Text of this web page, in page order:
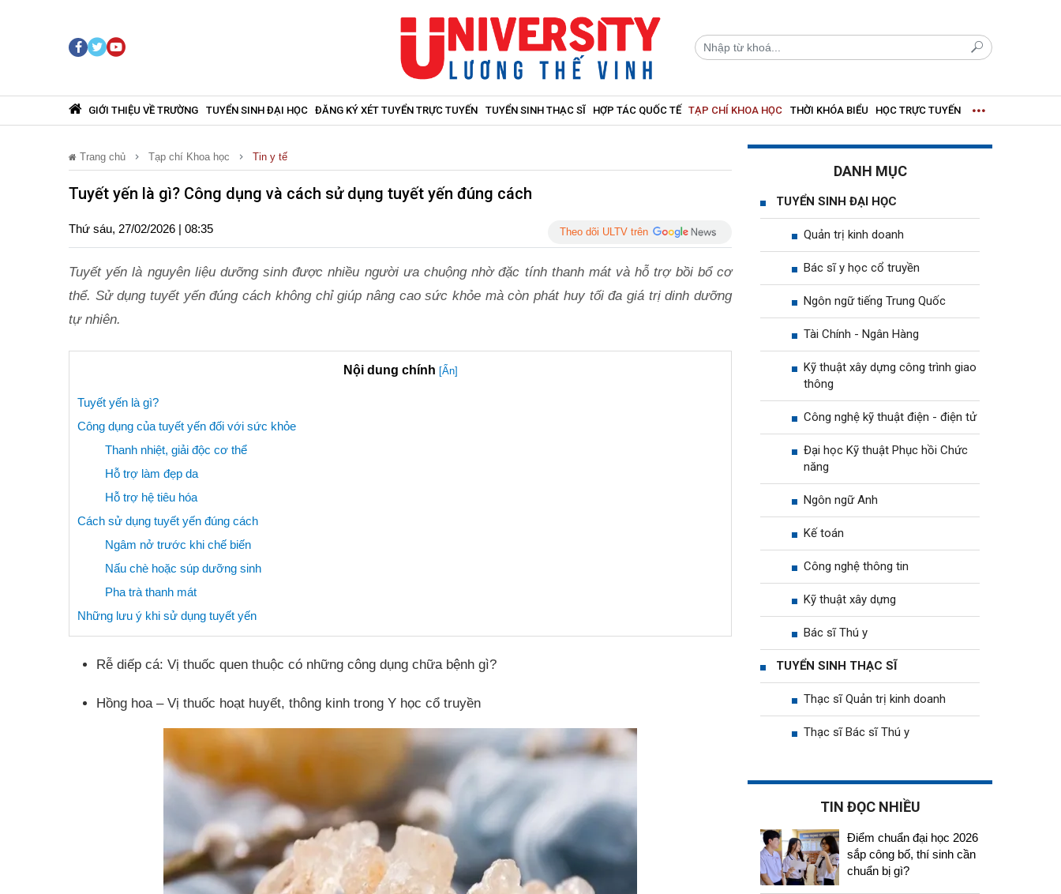
GIỚI THIỆU VỀ TRƯỜNG TUYỂN SINH ĐẠI HỌC ĐĂNG KÝ XÉT TUYỂN TRỰC TUYẾN TUYỂN SINH THẠC SĨ HỢP TÁC QUỐC TẾ TẠP CHÍ KHOA HỌC THỜI KHÓA BIỂU HỌC TRỰC TUYẾN
Trang chủ Tạp chí Khoa học Tin y tế
Tuyết yến là gì? Công dụng và cách sử dụng tuyết yến đúng cách
Thứ sáu, 27/02/2026 | 08:35 Theo dõi ULTV trên
Tuyết yến là nguyên liệu dưỡng sinh được nhiều người ưa chuộng nhờ đặc tính thanh mát và hỗ trợ bồi bổ cơ
thể. Sử dụng tuyết yến đúng cách không chỉ giúp nâng cao sức khỏe mà còn phát huy tối đa giá trị dinh dưỡng
tự nhiên.
Nội dung chính [Ẩn]
Tuyết yến là gì?
Công dụng của tuyết yến đối với sức khỏe
Thanh nhiệt, giải độc cơ thể
Hỗ trợ làm đẹp da
Hỗ trợ hệ tiêu hóa
Cách sử dụng tuyết yến đúng cách
Ngâm nở trước khi chế biến
Nấu chè hoặc súp dưỡng sinh
Pha trà thanh mát
Những lưu ý khi sử dụng tuyết yến
Rễ diếp cá: Vị thuốc quen thuộc có những công dụng chữa bệnh gì?
Hồng hoa – Vị thuốc hoạt huyết, thông kinh trong Y học cổ truyền
DANH MỤC
TUYỂN SINH ĐẠI HỌC
Quản trị kinh doanh
Bác sĩ y học cổ truyền
Ngôn ngữ tiếng Trung Quốc
Tài Chính - Ngân Hàng
Kỹ thuật xây dựng công trình giao
thông
Công nghệ kỹ thuật điện - điện tử
Đại học Kỹ thuật Phục hồi Chức
năng
Ngôn ngữ Anh
Kế toán
Công nghệ thông tin
Kỹ thuật xây dựng
Bác sĩ Thú y
TUYỂN SINH THẠC SĨ
Thạc sĩ Quản trị kinh doanh
Thạc sĩ Bác sĩ Thú y
TIN ĐỌC NHIỀU
Điểm chuẩn đại học 2026
sắp công bố, thí sinh cần
chuẩn bị gì?